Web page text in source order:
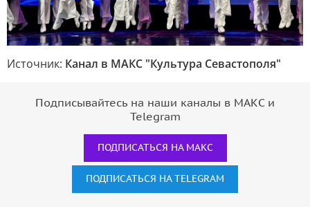
Источник: Канал в МАКС "Культура Севастополя"
Подписывайтесь на наши каналы в МАКС и
Telegram
ПОДПИСАТЬСЯ НА МАКС
ПОДПИСАТЬСЯ НА TELEGRAM